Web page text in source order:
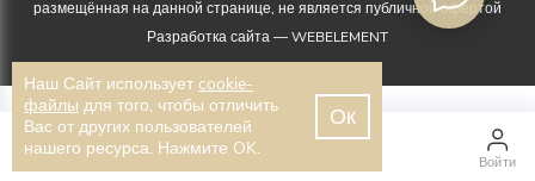
4 250 ₽ Войти
размещённая на данной странице, не является публичной офертой
Разработка сайта —WEBELEMENT
Наш Сайт использует cookie-
файлы для того, чтобы отличить
Вас от других пользователей
нашего ресурса. Нажмите OK.
Ок